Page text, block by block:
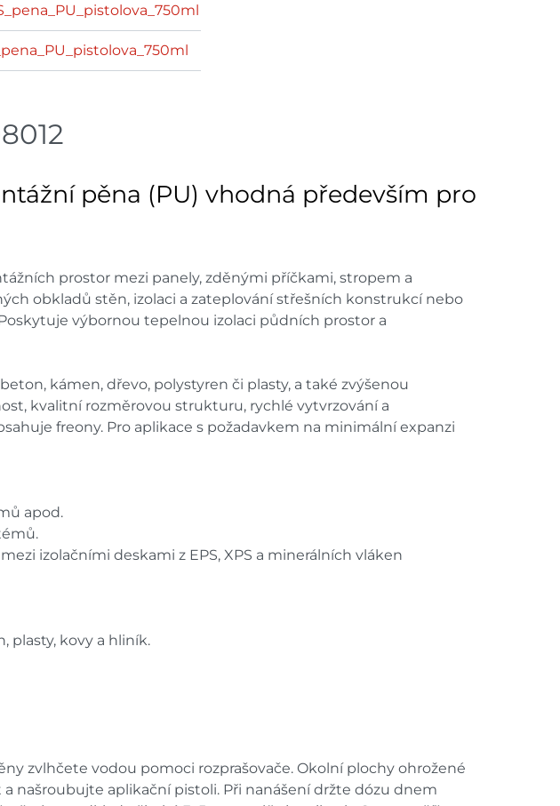
pěna (PU) vhodná především pro
prostor mezi panely, zděnými příčkami, stropem a
obkladů stěn, izolaci a zateplování střešních konstrukcí nebo
výbornou tepelnou izolaci půdních prostor a
kámen, dřevo, polystyren či plasty, a také zvýšenou
kvalitní rozměrovou strukturu, rychlé vytvrzování a
freony. Pro aplikace s požadavkem na minimální expanzi
apod.
izolačními deskami z EPS, XPS a minerálních vláken
plasty, kovy a hliník.
zvlhčete vodou pomoci rozprašovače. Okolní plochy ohrožené
našroubujte aplikační pistoli. Při nanášení držte dózu dnem